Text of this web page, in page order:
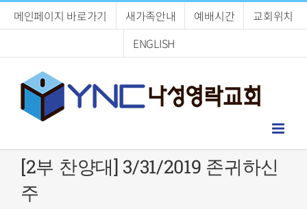
메인페이지 바로가기 새가족안내 예배시간
교회위치
ENGLISH
[2부 찬양대] 3/31/2019 존귀하신
주